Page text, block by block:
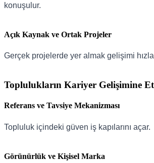
konuşulur.
Açık Kaynak ve Ortak Projeler
Gerçek projelerde yer almak gelişimi
Toplulukların Kariyer Gelişimine
Referans ve Tavsiye Mekanizması
Topluluk içindeki güven iş kapılarını açar.
Görünürlük ve Kişisel Marka